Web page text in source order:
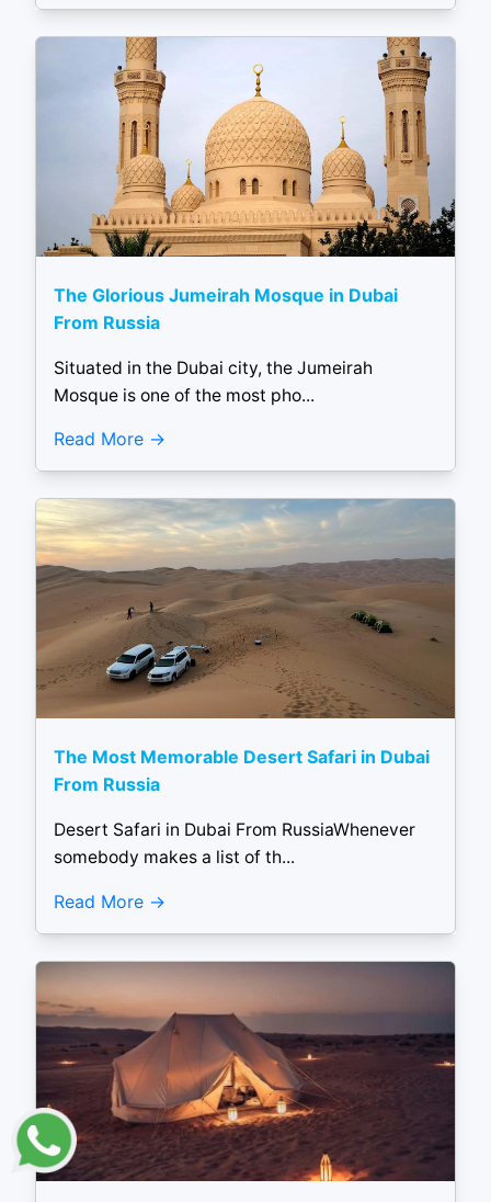
The Glorious Jumeirah Mosque in Dubai
From Russia
Situated in the Dubai city, the Jumeirah
Mosque is one of the most pho...
Read More
The Most Memorable Desert Safari in Dubai
From Russia
Desert Safari in Dubai From RussiaWhenever
somebody makes a list of th...
Read More